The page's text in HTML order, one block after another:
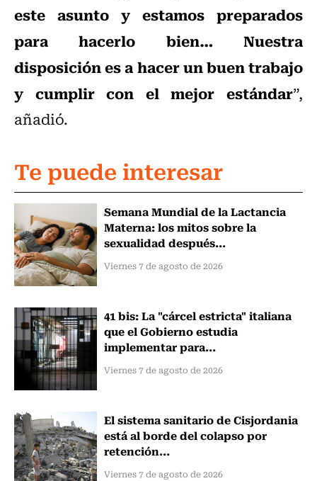
este asunto y estamos preparados
para hacerlo bien… Nuestra
disposición es a hacer un buen trabajo
y cumplir con el mejor estándar”,
añadió.
Te puede interesar
Semana Mundial de la Lactancia
Materna: los mitos sobre la
sexualidad después...
Viernes 7 de agosto de 2026
41 bis: La "cárcel estricta" italiana
que el Gobierno estudia
implementar para...
Viernes 7 de agosto de 2026
El sistema sanitario de Cisjordania
está al borde del colapso por
retención...
Viernes 7 de agosto de 2026